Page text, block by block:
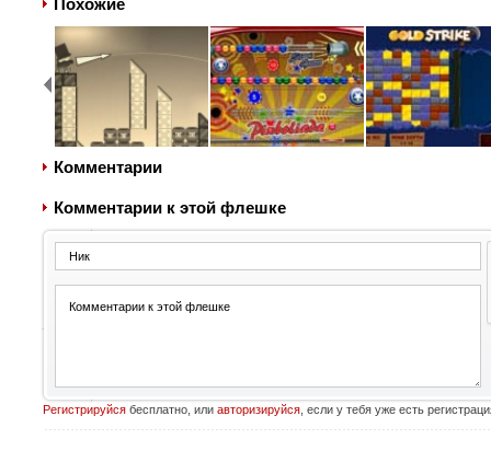
Похожие
Комментарии
Комментарии к этой флешке
Регистрируйсябесплатно, или авторизируйся, если у тебя уже есть